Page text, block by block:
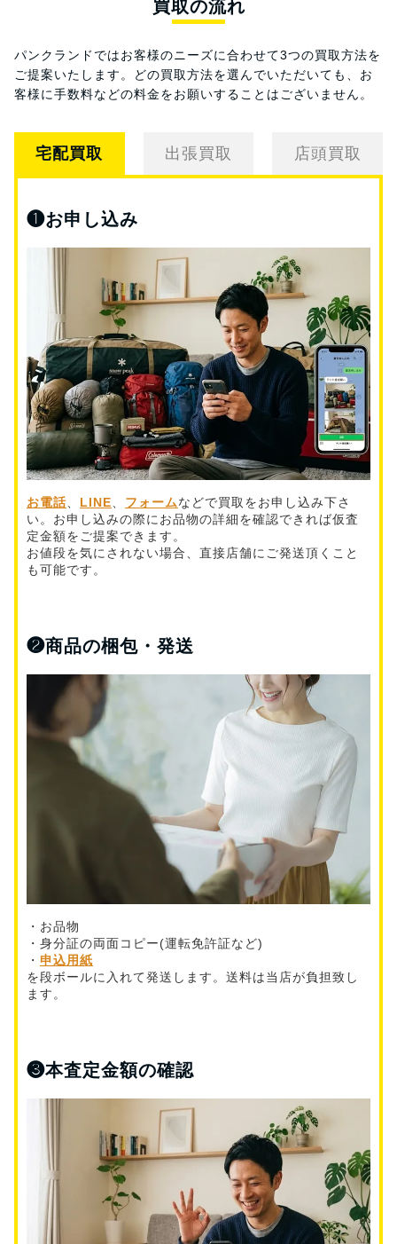
買取の流れ
パンクランドではお客様のニーズに合わせて3つの買取方法を
ご提案いたします。
どの買取方法を選んでいただいても、お
客様に手数料などの料金をお願いすることはございません。
宅配買取 出張買取 店頭買取
❶お申し込み
お電話 LINE フォームなどで買取をお申し込み下さ
い。お申し込みの際にお品物の詳細を確認できれば仮査
定金額をご提案できます。
お値段を気にされない場合、直接店舗にご発送頂くこと
も可能です。
❷商品の梱包・発送
・お品物
・身分証の両面コピー(運転免許証など)
・ 申込用紙
を段ボールに入れて発送します。送料は当店が負担致し
ます。
❸本査定金額の確認